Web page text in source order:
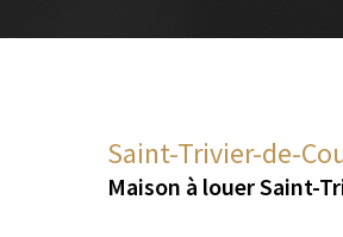
Saint-Trivier-de-
Maison à louer Saint-